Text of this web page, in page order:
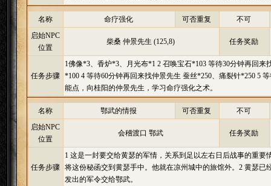
名称 命疗强化 可否重复
不可
启始NPC
位置
柴桑 仲景先生 (125,8) 任务奖励
任务步骤
1佛像*3、香炉*3、月光布*1 2 召唤宝石*103 等待30分钟再回
*100 4 等待60分钟再回来找仲景先生 蚕丝*250、痛裂针*250 5
能点，向桂阳的仲景先生，学习命疗强化之术。
名称 鄂武的情报 可否重复
不可
启始NPC
位置
会稽渡口 鄂武 任务奖励
任务步骤
1 这是一封要交给黄瑟的军情，关系到足以左右日后战事的重
将这份秘函交到黄瑟手中。他就在凉州城中的旅馆外。2 黄瑟
发出的军令交给鄂武。